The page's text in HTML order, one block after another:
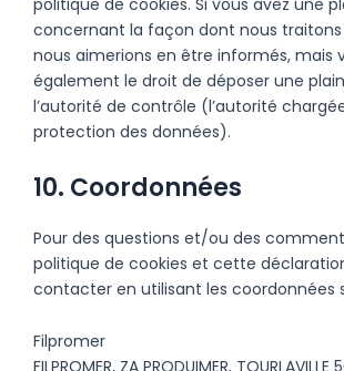
politique de cookies. Si vous avez une
concernant la façon dont nous traitons
nous aimerions en être informés, mais
également le droit de déposer une
l’autorité de contrôle (l’autorité
protection des données).
10. Coordonnées
Pour des questions et/ou des
politique de cookies et cette
contacter en utilisant les coordonnées
Filpromer
FILPROMER, ZA PRODUIMER, TOURLAVILLE